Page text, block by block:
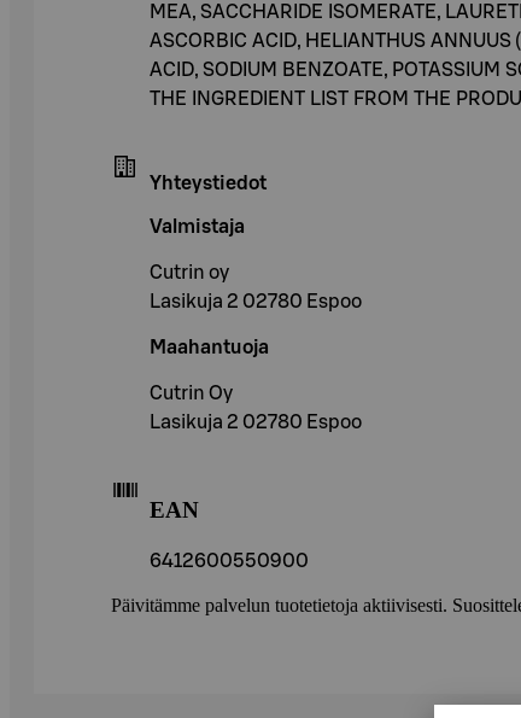
MEA, SACCHARIDE ISOMERATE,
ASCORBIC ACID, HELIANTHUS ANNUUS
ACID, SODIUM BENZOATE, POTASSIUM
THE INGREDIENT LIST FROM THE
Yhteystiedot
Valmistaja
Cutrin oy
Lasikuja 2 02780 Espoo
Maahantuoja
Cutrin Oy
Lasikuja 2 02780 Espoo
EAN
6412600550900
Päivitämme palvelun tuotetietoja aktiivisesti.